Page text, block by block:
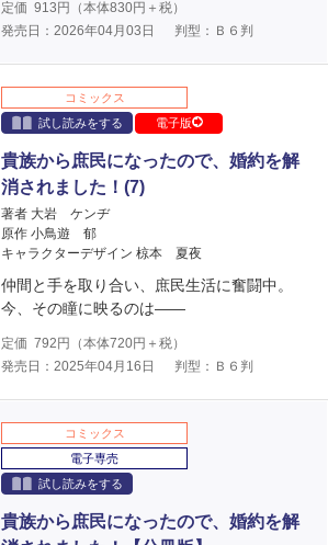
定価 913 円（本体830円＋税）
発売日：2026年04月03日
判型：Ｂ６判
コミックス
試し読みをする
電子版
貴族から庶民になったので、婚約を解
消されました！(7)
著者 大岩 ケンヂ
原作 小鳥遊 郁
キャラクターデザイン 椋本 夏夜
仲間と手を取り合い、庶民生活に奮闘中。
今、その瞳に映るのは――
定価 792 円（本体720円＋税）
発売日：2025年04月16日
判型：Ｂ６判
コミックス
電子専売
試し読みをする
貴族から庶民になったので、婚約を解